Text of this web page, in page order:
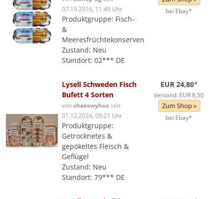
07.10.2016, 11:40 Uhr
Produktgruppe: Fisch-
&
Meeresfrüchtekonserven
Zustand: Neu
Standort: 02*** DE
bei Ebay*
Lysell Schweden Fisch
Bufett 4 Sorten
vonchaeswyhusseit
01.12.2024, 05:21 Uhr
Produktgruppe:
Getrocknetes &
gepökeltes Fleisch &
Geflügel
Zustand: Neu
Standort: 79*** DE
EUR 24,80*
Versand: EUR 8,50
Zum Shop »
bei Ebay*